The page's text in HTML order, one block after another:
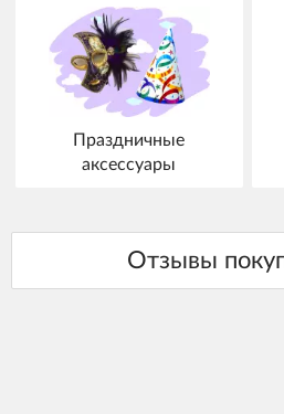
Праздничные
аксессуары